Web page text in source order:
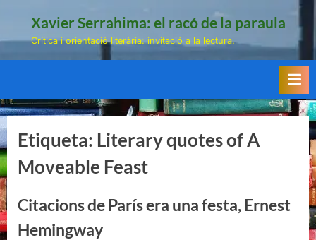
Xavier Serrahima: el racó de la paraula
Crítica i orientació literària: invitació a la lectura.
Etiqueta: Literary quotes of A
Moveable Feast
Citacions de París era una festa, Ernest
Hemingway